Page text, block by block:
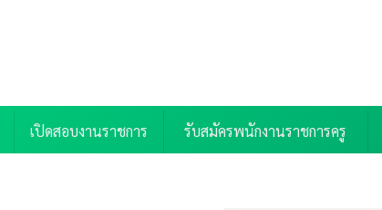
เปิดสอบงานราชการ รับสมัครพนักงานราชการครู